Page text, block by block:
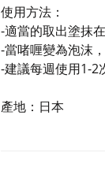
使用方法：
-適當的取出塗抹
-當啫喱變為泡沫
-建議每週使用1-2
產地：日本